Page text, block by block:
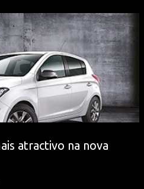
atractivo na nova